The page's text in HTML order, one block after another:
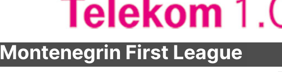
Montenegrin First League